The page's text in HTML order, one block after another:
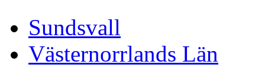
Sundsvall
Västernorrlands Län